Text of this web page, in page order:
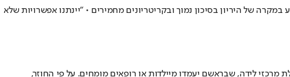
של היריון בסיכון נמוך ובקריטריונים מחמירים • "יינתנו אפשרויות שלא
לידה, שבראשם יעמדו מיילדות או רופאים מומחים. על פי החוזר,